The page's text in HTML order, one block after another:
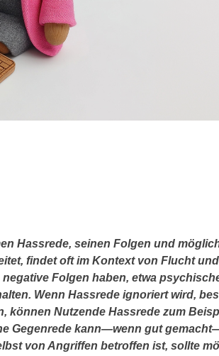
Hassrede, seinen Folgen und
findet oft im Kontext von Flucht
Folgen haben, etwa
Wenn Hassrede ignoriert wird,
können Nutzende Hassrede zum
Gegenrede kann—wenn gut
von Angriffen betroffen ist, sollte